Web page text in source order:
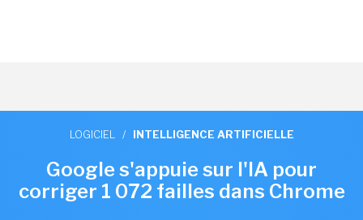
LOGICIEL / INTELLIGENCE ARTIFICIELLE
Google s'appuie sur l'IA pour
corriger 1 072 failles dans Chrome